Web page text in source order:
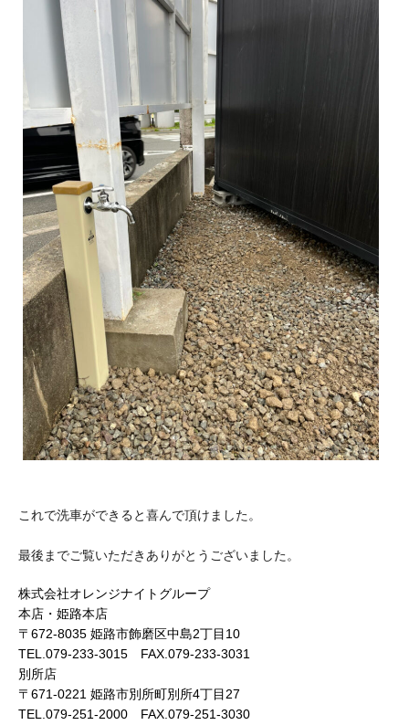
これで洗車ができると喜んで頂けました。
最後までご覧いただきありがとうございました。
株式会社オレンジナイトグループ
本店・姫路本店
〒672-8035 姫路市飾磨区中島2丁目10
TEL.079-233-3015 FAX.079-233-3031
別所店
〒671-0221 姫路市別所町別所4丁目27
TEL.079-251-2000 FAX.079-251-3030